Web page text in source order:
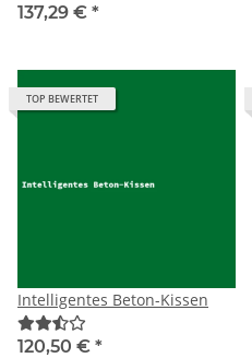
137,29 € *
TOP BEWERTET
Intelligentes Beton-Kissen
120,50 € *